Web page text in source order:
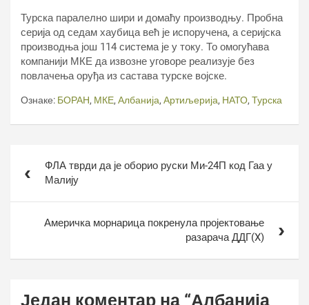
Турска паралелно шири и домаћу производњу. Пробна
серија од седам хаубица већ је испоручена, а серијска
производња још 114 система је у току. То омогућава
компанији МКЕ да извозне уговоре реализује без
повлачења оруђа из састава турске војске.
Ознаке: БОРАН, МКЕ, Албанија, Артиљерија, НАТО, Турска
чланкаФЛА тврди да је оборио руски Ми-24П код Гаа у
Малију
Америчка морнарица покренула пројектовање
разарача ДДГ(X)
Један коментар на “Албанија